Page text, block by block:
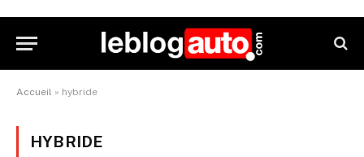
Accueil » hybride
HYBRIDE